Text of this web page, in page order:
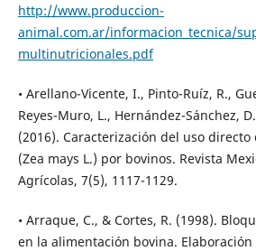
http://www.produccion-
animal.com.ar/informacion_tecnica/
multinutricionales.pdf
• Arellano-Vicente, I., Pinto-Ruíz, R.,
Reyes-Muro, L., Hernández-Sánchez,
(2016). Caracterización del uso
(Zea mays L.) por bovinos. Revista
Agrícolas, 7(5), 1117-1129.
• Arraque, C., & Cortes, R. (1998).
en la alimentación bovina.